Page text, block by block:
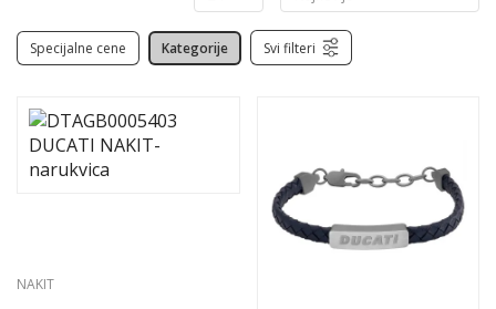
Specijalne cene Kategorije Svi filteri
NAKIT